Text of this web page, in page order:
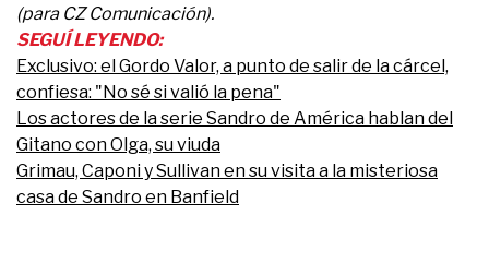
(para CZ Comunicación).
SEGUÍ LEYENDO:
Exclusivo: el Gordo Valor, a punto de salir de la cárcel,
confiesa: "No sé si valió la pena"
Los actores de la serie Sandro de América hablan del
Gitano con Olga, su viuda
Grimau, Caponi y Sullivan en su visita a la misteriosa
casa de Sandro en Banfield